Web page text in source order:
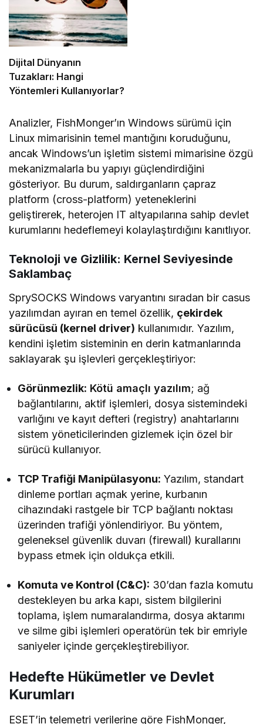
Dijital Dünyanın
Tuzakları: Hangi
Yöntemleri Kullanıyorlar?
Analizler, FishMonger’ın Windows sürümü için
Linux mimarisinin temel mantığını koruduğunu,
ancak Windows’un işletim sistemi mimarisine özgü
mekanizmalarla bu yapıyı güçlendirdiğini
gösteriyor. Bu durum, saldırganların çapraz
platform (cross-platform) yeteneklerini
geliştirerek, heterojen IT altyapılarına sahip devlet
kurumlarını hedeflemeyi kolaylaştırdığını kanıtlıyor.
Teknoloji ve Gizlilik: Kernel Seviyesinde
Saklambaç
SprySOCKS Windows varyantını sıradan bir casus
yazılımdan ayıran en temel özellik, çekirdek
sürücüsü (kernel driver) kullanımıdır. Yazılım,
kendini işletim sisteminin en derin katmanlarında
saklayarak şu işlevleri gerçekleştiriyor:
Görünmezlik: Kötü amaçlı yazılım; ağ
bağlantılarını, aktif işlemleri, dosya sistemindeki
varlığını ve kayıt defteri (registry) anahtarlarını
sistem yöneticilerinden gizlemek için özel bir
sürücü kullanıyor.
TCP Trafiği Manipülasyonu: Yazılım, standart
dinleme portları açmak yerine, kurbanın
cihazındaki rastgele bir TCP bağlantı noktası
üzerinden trafiği yönlendiriyor. Bu yöntem,
geleneksel güvenlik duvarı (firewall) kurallarını
bypass etmek için oldukça etkili.
Komuta ve Kontrol (C&C): 30’dan fazla komutu
destekleyen bu arka kapı, sistem bilgilerini
toplama, işlem numaralandırma, dosya aktarımı
ve silme gibi işlemleri operatörün tek bir emriyle
saniyeler içinde gerçekleştirebiliyor.
Hedefte Hükümetler ve Devlet
Kurumları
ESET’in telemetri verilerine göre FishMonger,